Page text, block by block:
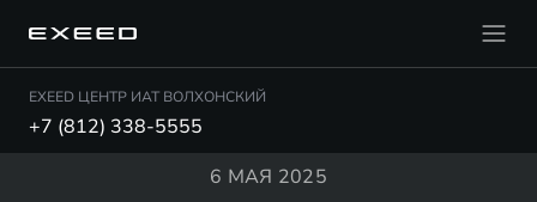
EXEED ЦЕНТР ИАТ ВОЛХОНСКИЙ
+7 (812) 338-5555
6 МАЯ 2025